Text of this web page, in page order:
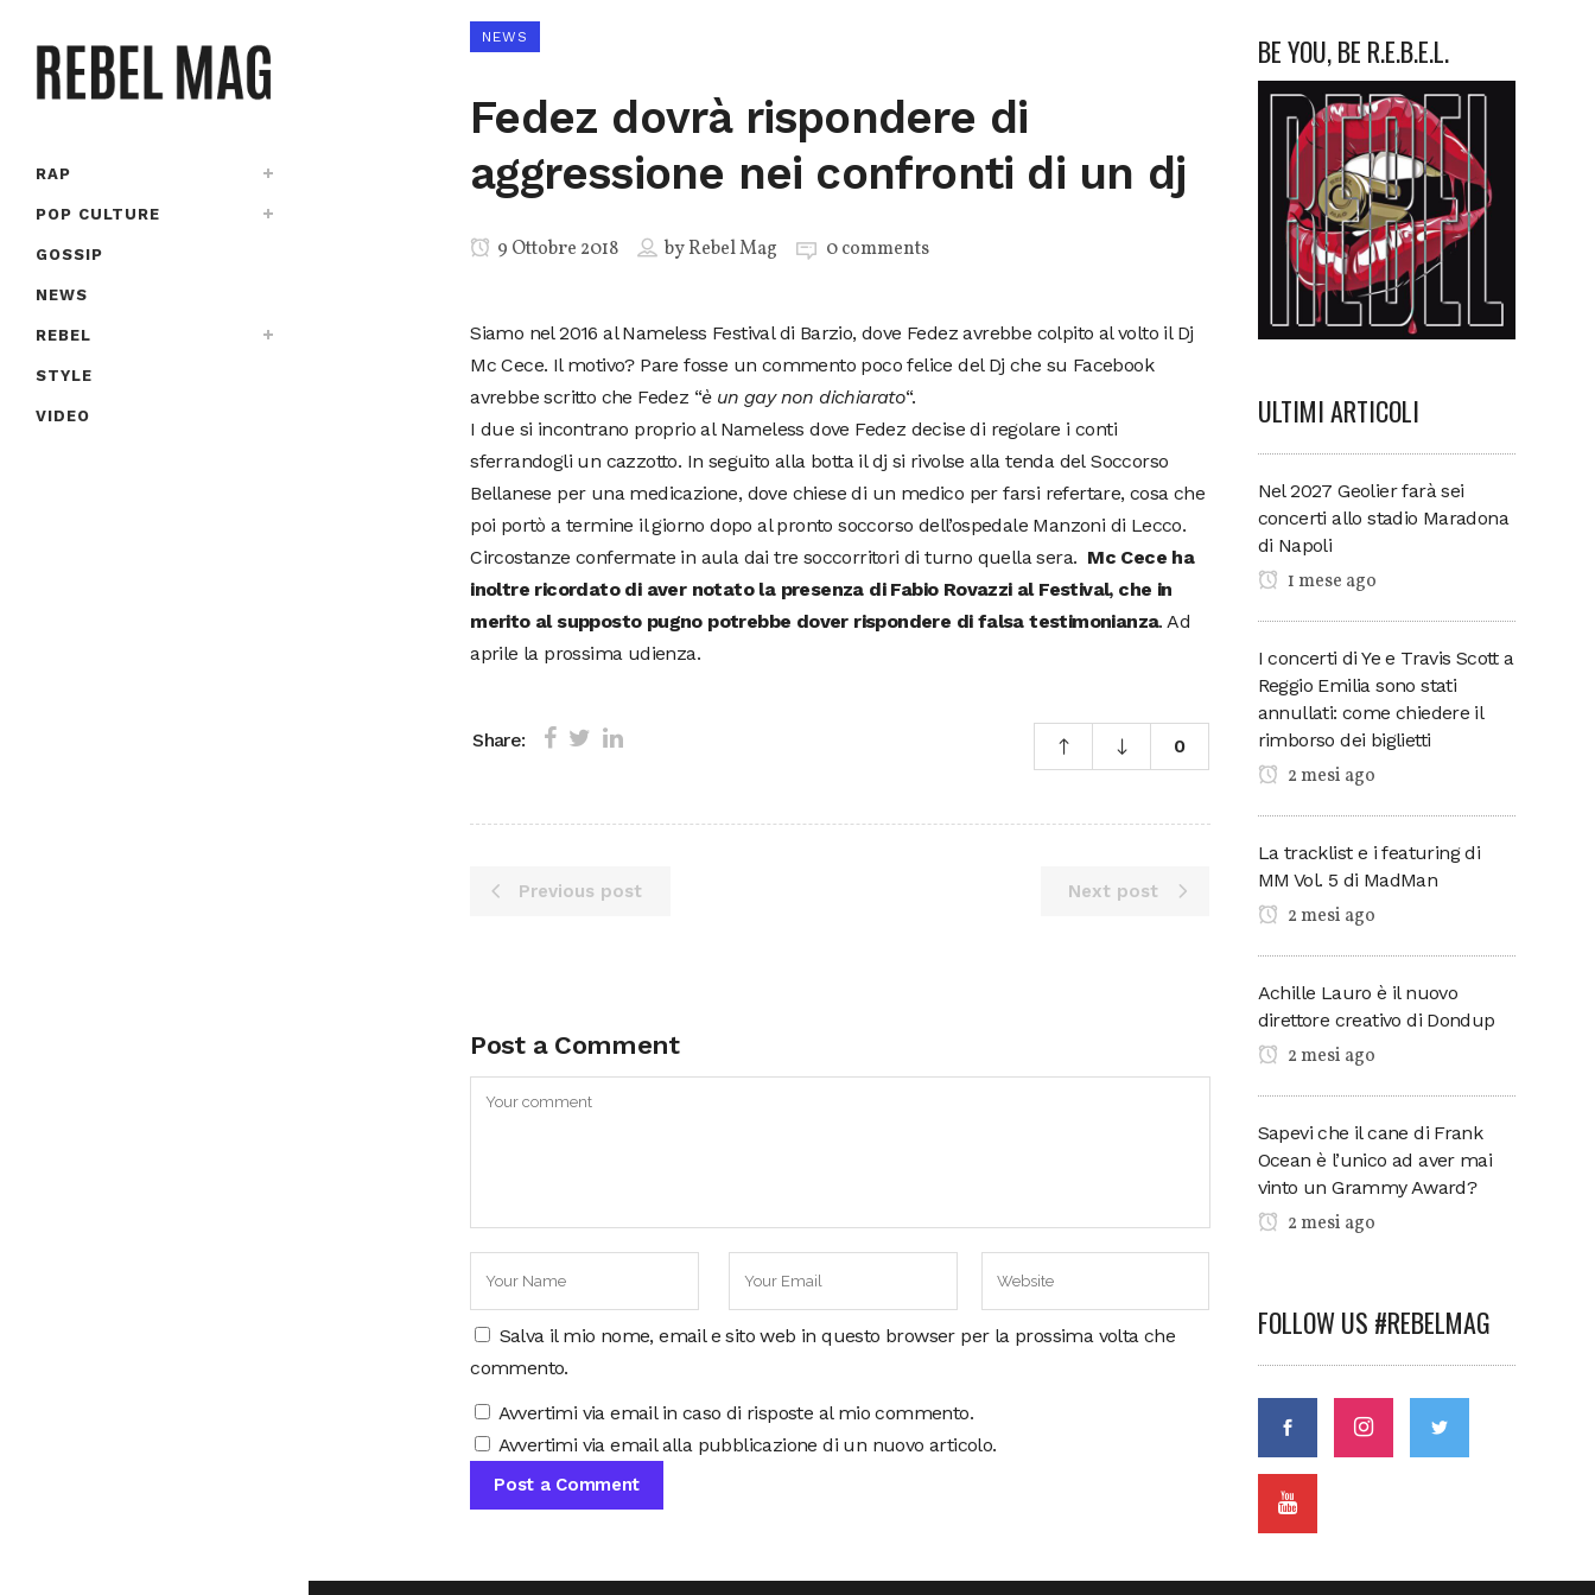
RAP
POP CULTURE
GOSSIP
NEWS
REBEL
STYLE
VIDEO
NEWS
Fedez dovrà rispondere di
aggressione nei confronti di un dj
9 Ottobre 2018 byRebel Mag 0 comments
Siamo nel 2016 al Nameless Festival di Barzio, dove Fedez avrebbe colpito al volto il Dj
Mc Cece. Il motivo? Pare fosse un commento poco felice del Dj che su Facebook
avrebbe scritto che Fedez “è un gay non dichiarato“.
I due si incontrano proprio al Nameless dove Fedez decise di regolare i conti
sferrandogli un cazzotto. In seguito alla botta il dj si rivolse alla tenda del Soccorso
Bellanese per una medicazione, dove chiese di un medico per farsi refertare, cosa che
poi portò a termine il giorno dopo al pronto soccorso dell’ospedale Manzoni di Lecco.
Circostanze confermate in aula dai tre soccorritori di turno quella sera. Mc Cece ha
inoltre ricordato di aver notato la presenza di Fabio Rovazzi al Festival, che in
merito al supposto pugno potrebbe dover rispondere di falsa testimonianza. Ad
aprile la prossima udienza.
Share: 0
Previous post Next post
Post a Comment
Salva il mio nome, email e sito web in questo browser per la prossima volta che
commento.
Avvertimi via email in caso di risposte al mio commento.
Avvertimi via email alla pubblicazione di un nuovo articolo.
BE YOU, BE R.E.B.E.L.
ULTIMI ARTICOLI
Nel 2027 Geolier farà sei
concerti allo stadio Maradona
di Napoli
1 mese ago
I concerti di Ye e Travis Scott a
Reggio Emilia sono stati
annullati: come chiedere il
rimborso dei biglietti
2 mesi ago
La tracklist e i featuring di
MM Vol. 5 di MadMan
2 mesi ago
Achille Lauro è il nuovo
direttore creativo di Dondup
2 mesi ago
Sapevi che il cane di Frank
Ocean è l’unico ad aver mai
vinto un Grammy Award?
2 mesi ago
FOLLOW US #REBELMAG